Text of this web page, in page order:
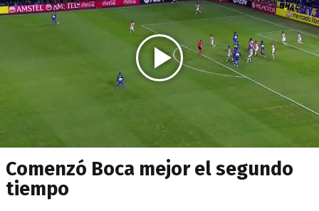
Comenzó Boca mejor el segundo
tiempo